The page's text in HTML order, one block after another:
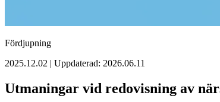
Fördjupning
2025.12.02 | Uppdaterad: 2026.06.11
Utmaningar vid redovisning av